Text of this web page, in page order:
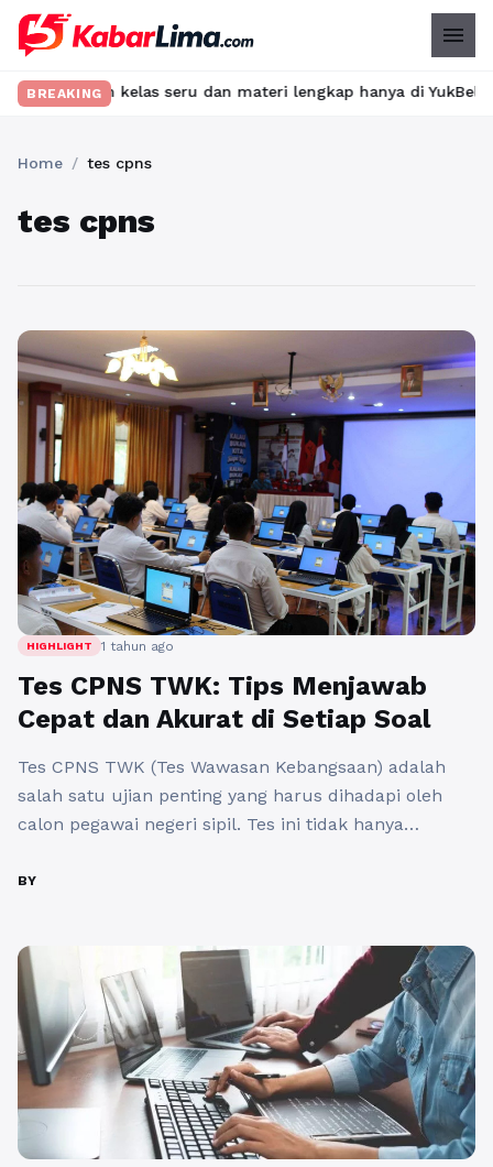
menu
BREAKING
kelas seru dan materi lengkap hanya di
Home / tes cpns
tes cpns
HIGHLIGHT 1 tahun ago
Tes CPNS TWK: Tips Menjawab
Cepat dan Akurat di Setiap Soal
Tes CPNS TWK (Tes Wawasan Kebangsaan) adalah
salah satu ujian penting yang harus dihadapi oleh
calon pegawai negeri sipil. Tes ini tidak hanya
UUD 1945, Bhinneka Tunggal Ika, dan NKRI, tetapi
dan akurat di setiap soal ... Baca Selengkapnya
BY